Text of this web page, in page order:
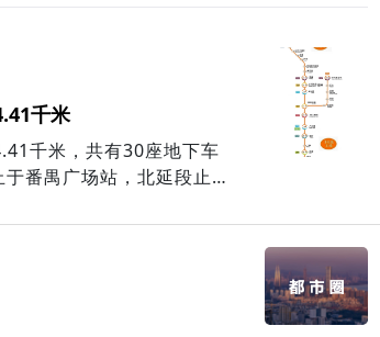
千米
千米，共有30座地下车
番禺广场站，北延段止于